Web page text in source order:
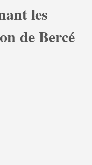
les
de Bercé